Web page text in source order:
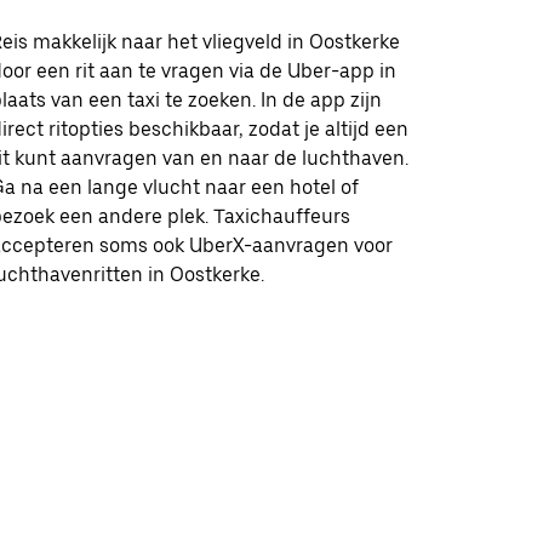
makkelijk naar het vliegveld in Oostkerke
een rit aan te vragen via de Uber-app in
van een taxi te zoeken. In de app zijn
ritopties beschikbaar, zodat je altijd een
kunt aanvragen van en naar de luchthaven.
na een lange vlucht naar een hotel of
een andere plek. Taxichauffeurs
soms ook UberX-aanvragen voor
in Oostkerke.